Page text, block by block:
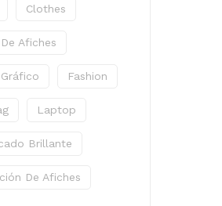
Clothes
Afiches
Fashion
Laptop
Brillante
De Afiches